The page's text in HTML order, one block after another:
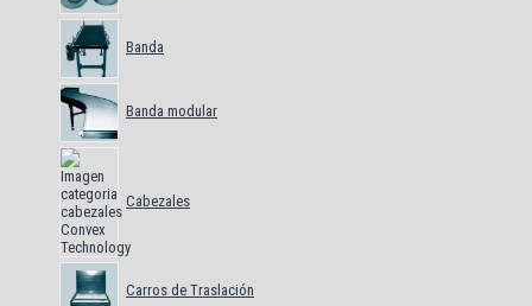
Banda
Banda modular
Cabezales
Carros de Traslación